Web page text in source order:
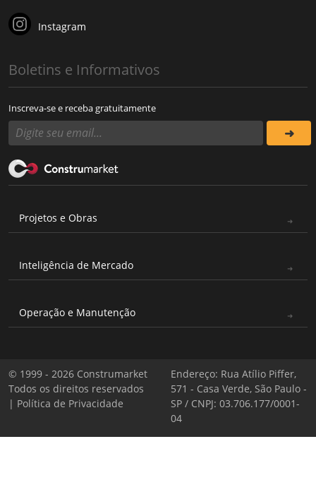
Instagram
Boletins e Informativos
Inscreva-se e receba gratuitamente
Projetos e Obras
Inteligência de Mercado
Operação e Manutenção
© 1999 - 2026 Construmarket
Todos os direitos reservados
| Política de Privacidade
Endereço: Rua Atílio Piffer,
571 - Casa Verde, São Paulo -
SP / CNPJ: 03.706.177/0001-
04